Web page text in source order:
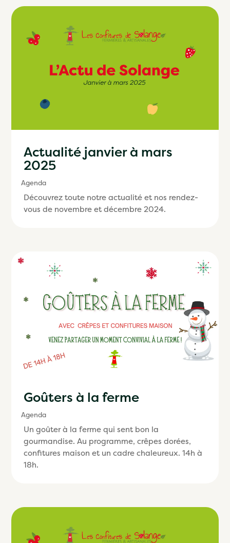
Actualité janvier à mars
2025
Agenda
Découvrez toute notre actualité et nos rendez-
vous de novembre et décembre 2024.
Goûters à la ferme
Agenda
Un goûter à la ferme qui sent bon la
gourmandise. Au programme, crêpes dorées,
confitures maison et un cadre chaleureux. 14h à
18h.